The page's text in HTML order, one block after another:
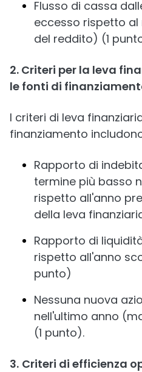
Flusso di cassa
eccesso rispetto
del reddito) (1
2. Criteri per la leva
le fonti di
I criteri di leva
finanziamento
Rapporto di
termine più basso
rispetto all'anno
della leva
Rapporto di
rispetto all'anno
punto)
Nessuna nuova
nell'ultimo anno
(1 punto).
3. Criteri di efficienza